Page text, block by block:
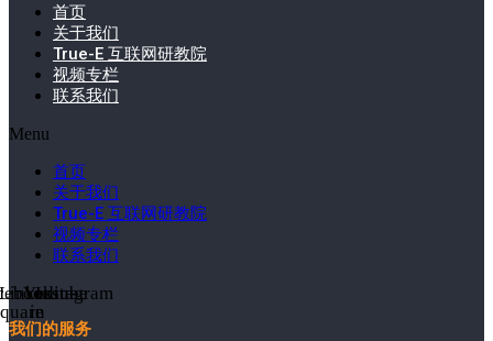
首页
关于我们
True-E 互联网研教院
视频专栏
联系我们
Menu
首页
关于我们
True-E 互联网研教院
视频专栏
联系我们
in
Youtube
Instagram
我们的服务